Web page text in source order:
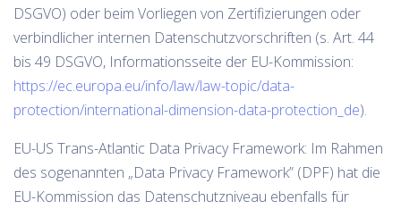
DSGVO) oder beim Vorliegen von Zertifizierungen oder
verbindlicher internen Datenschutzvorschriften (s. Art. 44
bis 49 DSGVO, Informationsseite der EU-Kommission:
https://ec.europa.eu/info/law/law-topic/data-
protection/international-dimension-data-protection_de).
EU-US Trans-Atlantic Data Privacy Framework: Im Rahmen
des sogenannten „Data Privacy Framework” (DPF) hat die
EU-Kommission das Datenschutzniveau ebenfalls für